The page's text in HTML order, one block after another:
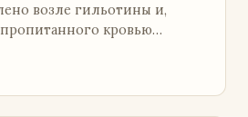
возле гильотины и,
кровью